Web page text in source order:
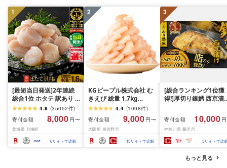
1
[最短当日発送]2年連続
総合1位 ホタテ 訳あり (
ふるさと納税 ほたて ふ
るさと納税 訳あり 帆立
ふるさと わけあり ホタ
テ貝柱 貝 人気 不揃い 刺
身 規格外 魚介 ランキン
グ 海鮮 冷凍 発送時期が
4.8 (35052件)
寄付金額
8,000 円〜
北海道 別海町
6サイトで比較
2
KGピープル株式会社 む
きえび 総量 1.7kg
(850g×2P) 特大 5Lサイ
ズ バナメイエビ バラ凍
結 下処理不要 サイズ不
揃い 訳あり
4.4 (1098件)
寄付金額
9,000 円〜
大阪府 泉佐野市
15サイトで比較
3
[総合ランキング1位獲
得!]厚切り銀鱈 西京漬
約 1,000g (約 100g ×
切) 西京味噌 西京みそ
噌漬け みそ 味噌 鮮魚
介 銀だら 銀ダラ ギン
ラ ぎんだら 鱈 タラ 魚
西京焼き 西京漬 西京
き 冷凍 厳選 鮮魚 漬け
寄付金額 10,000
神奈川県 藤沢市
5サイトで比
もっと見る